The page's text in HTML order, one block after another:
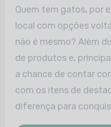
Quem tem gatos, por
local com opções
não é mesmo? Além
de produtos e,
a chance de contar
com os itens de
diferença para